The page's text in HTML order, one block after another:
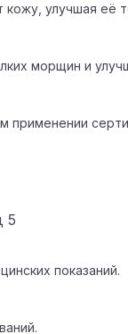
кожу, улучшая её
морщин и
применении
5
показаний.